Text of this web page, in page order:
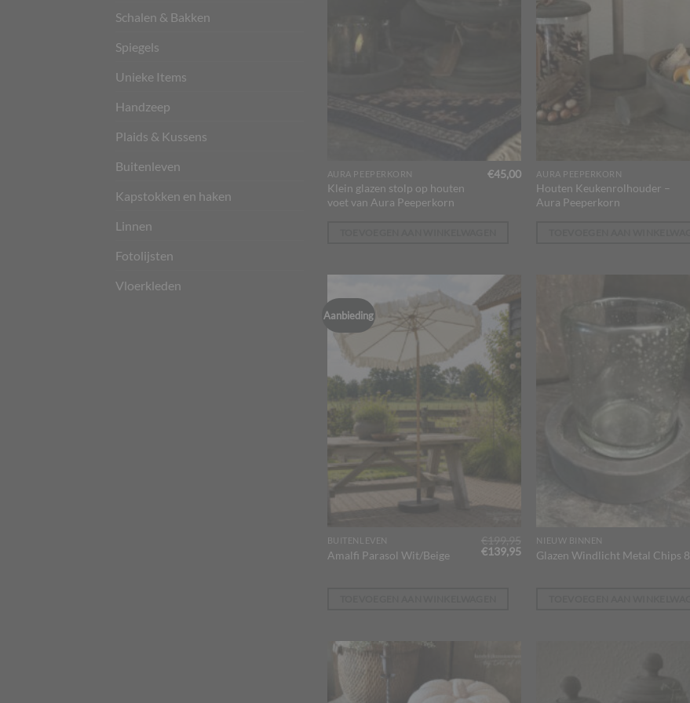
Schalen & Bakken
Spiegels
Unieke Items
Handzeep
Plaids & Kussens
Buitenleven
Kapstokken en haken
Linnen
Fotolijsten
Vloerkleden
AURA PEEPERKORN
Klein glazen stolp op houten
voet van Aura Peeperkorn
€45,00 AURA PEEPERKORN
Houten Keukenrolhouder –
Aura Peeperkorn
Aanbieding
BUITENLEVEN
Amalfi Parasol Wit/Beige
Oorspronkelijke
€139,95Huidige
prijs
NIEUW BINNEN
Glazen Windlicht Metal Chips 8